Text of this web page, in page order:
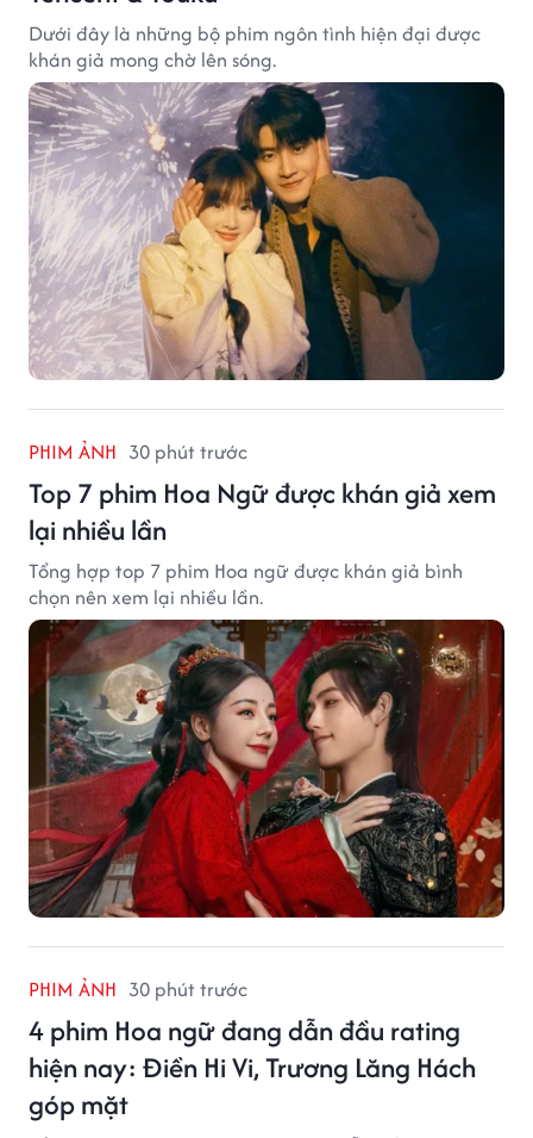
Dưới đây là những bộ phim ngôn tình hiện đại được
khán giả mong chờ lên sóng.
PHIM ẢNH 30 phút trước
Top 7 phim Hoa Ngữ được khán giả xem
lại nhiều lần
Tổng hợp top 7 phim Hoa ngữ được khán giả bình
chọn nên xem lại nhiều lần.
PHIM ẢNH 30 phút trước
4 phim Hoa ngữ đang dẫn đầu rating
hiện nay: Điền Hi Vi, Trương Lăng Hách
góp mặt